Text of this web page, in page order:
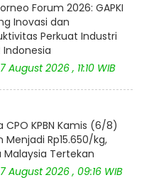
Forum 2026: GAPKI
Inovasi dan
Perkuat Industri
Indonesia
August 2026 , 11:10 WIB
CPO KPBN Kamis (6/8)
Menjadi Rp15.650/kg,
Malaysia Tertekan
August 2026 , 09:16 WIB